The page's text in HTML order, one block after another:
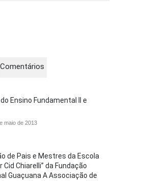
Comentários
Ensino Fundamental II e
maio de 2013
de Pais e Mestres da Escola
Cid Chiarelli” da Fundação
Guaçuana A Associação de